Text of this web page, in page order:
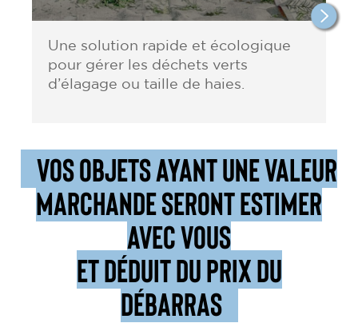
Une solution rapide et écologique
pour gérer les déchets verts
d’élagage ou taille de haies.
VOS OBJETS AYANT UNE VALEUR
MARCHANDE SERONT ESTIMER
AVEC VOUS
ET DÉDUIT DU PRIX DU
DÉBARRAS